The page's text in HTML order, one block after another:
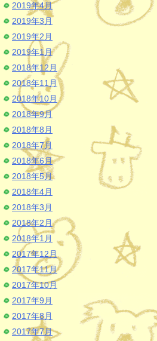
2019年4月
2019年3月
2019年2月
2019年1月
2018年12月
2018年11月
2018年10月
2018年9月
2018年8月
2018年7月
2018年6月
2018年5月
2018年4月
2018年3月
2018年2月
2018年1月
2017年12月
2017年11月
2017年10月
2017年9月
2017年8月
2017年7月